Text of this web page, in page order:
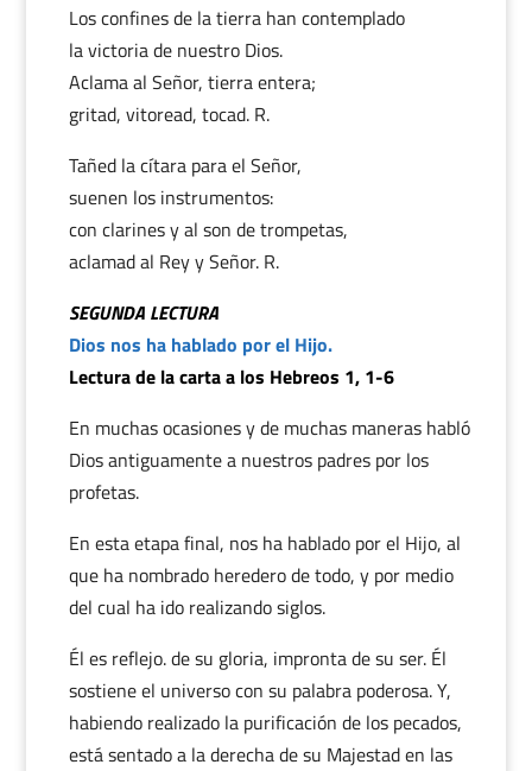
Los confines de la tierra han contemplado
la victoria de nuestro Dios.
Aclama al Señor, tierra entera;
gritad, vitoread, tocad. R.
Tañed la cítara para el Señor,
suenen los instrumentos:
con clarines y al son de trompetas,
aclamad al Rey y Señor. R.
SEGUNDA LECTURA
Dios nos ha hablado por el Hijo.
Lectura de la carta a los Hebreos 1, 1-6
En muchas ocasiones y de muchas maneras habló
Dios antiguamente a nuestros padres por los
profetas.
En esta etapa final, nos ha hablado por el Hijo, al
que ha nombrado heredero de todo, y por medio
del cual ha ido realizando siglos.
Él es reflejo. de su gloria, impronta de su ser. Él
sostiene el universo con su palabra poderosa. Y,
habiendo realizado la purificación de los pecados,
está sentado a la derecha de su Majestad en las